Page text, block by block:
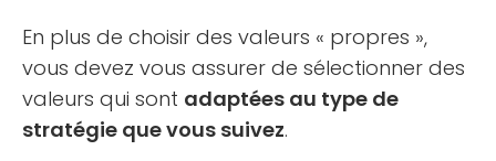
En plus de choisir des valeurs « propres »,
vous devez vous assurer de sélectionner des
valeurs qui sont adaptées au type de
stratégie que vous suivez.